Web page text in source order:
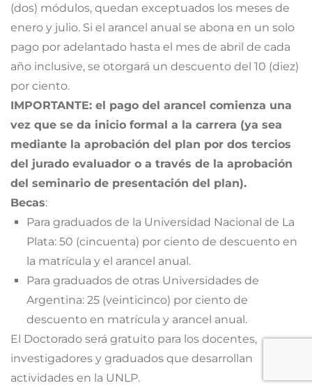
(dos) módulos, quedan exceptuados los meses de
enero y julio. Si el arancel anual se abona en un solo
pago por adelantado hasta el mes de abril de cada
año inclusive, se otorgará un descuento del 10 (diez)
por ciento.
IMPORTANTE: el pago del arancel comienza una
vez que se da inicio formal a la carrera (ya sea
mediante la aprobación del plan por dos tercios
del jurado evaluador o a través de la aprobación
del seminario de presentación del plan).
Becas:
Para graduados de la Universidad Nacional de La
Plata: 50 (cincuenta) por ciento de descuento en
la matrícula y el arancel anual.
Para graduados de otras Universidades de
Argentina: 25 (veinticinco) por ciento de
descuento en matrícula y arancel anual.
El Doctorado será gratuito para los docentes,
investigadores y graduados que desarrollan
actividades en la UNLP.